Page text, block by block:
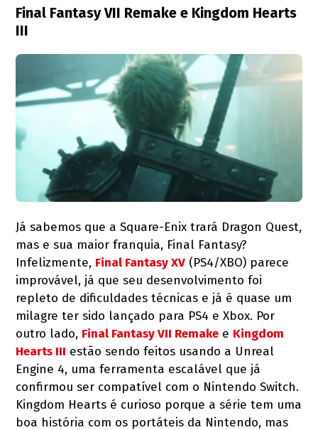
Final Fantasy VII Remake e Kingdom Hearts
III
Já sabemos que a Square-Enix trará Dragon Quest,
mas e sua maior franquia, Final Fantasy?
Infelizmente, Final Fantasy XV (PS4/XBO) parece
improvável, já que seu desenvolvimento foi
repleto de dificuldades técnicas e já é quase um
milagre ter sido lançado para PS4 e Xbox. Por
outro lado, Final Fantasy VII Remake e Kingdom
Hearts III estão sendo feitos usando a Unreal
Engine 4, uma ferramenta escalável que já
confirmou ser compatível com o Nintendo Switch.
Kingdom Hearts é curioso porque a série tem uma
boa história com os portáteis da Nintendo, mas